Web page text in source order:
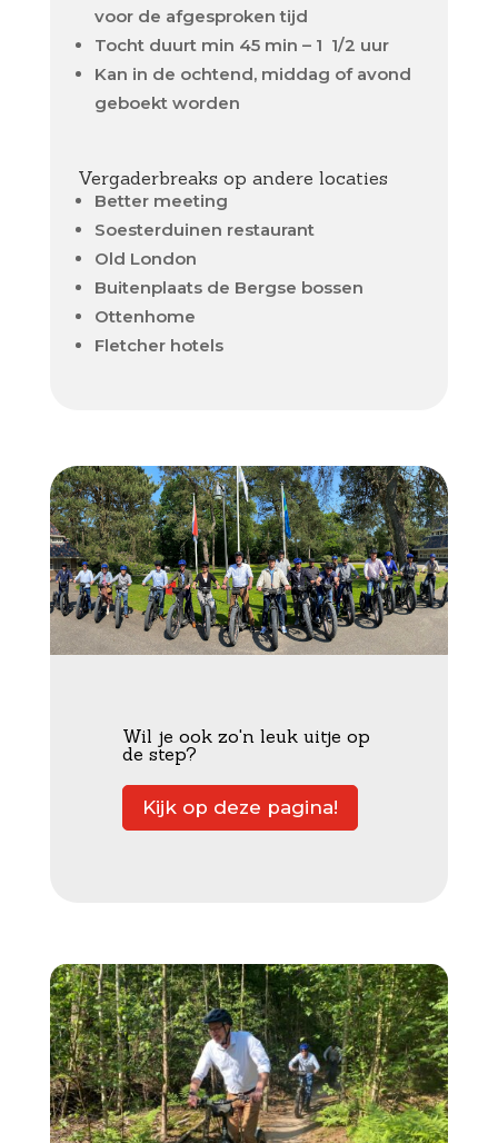
voor de afgesproken tijd
Tocht duurt min 45 min – 1 1/2 uur
Kan in de ochtend, middag of avond
geboekt worden
Vergaderbreaks op andere locaties
Better meeting
Soesterduinen restaurant
Old London
Buitenplaats de Bergse bossen
Ottenhome
Fletcher hotels
Wil je ook zo'n leuk uitje op
de step?
Kijk op deze pagina!